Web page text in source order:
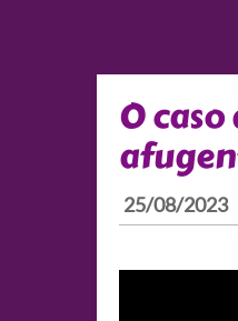
O
25/08/2023